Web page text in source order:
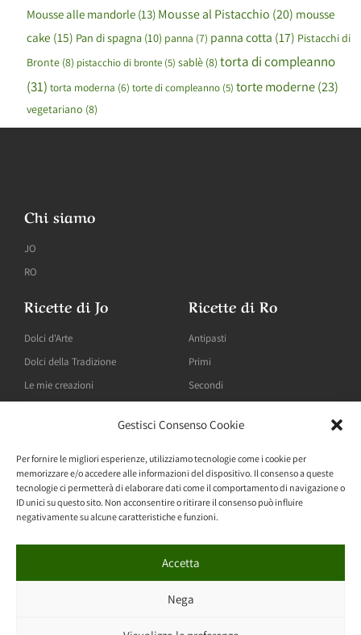
Gestisci Consenso Cookie
Per fornire le migliori esperienze, utilizziamo tecnologie come i cookie per
memorizzare e/o accedere alle informazioni del dispositivo. Il consenso a queste
tecnologie ci permetterà di elaborare dati come il comportamento di navigazione o
ID unici su questo sito. Non acconsentire o ritirare il consenso può influire
negativamente su alcune caratteristiche e funzioni.
Accetta
Nega
Mousse alle mandorle (13) Mousse al Pistacchio (20) mousse
cake (15) Pan di spagna (10) panna (7) panna cotta (17) Pistacchi di
Bronte (8) pistacchio di bronte (5) sablè (8) torta di compleanno
(31) torta moderna (6) torte di compleanno (5) torte moderne(23)
vegetariano (8)
Chi siamo
JO
RO
Ricette di Jo
Dolci d'Arte
Dolci della Tradizione
Le mie creazioni
Ricette di Ro
Antipasti
Primi
Secondi
Blog
"Dolci" pensieri
Pensieri "Sotto Sale"
Made with bySimona Cassisa– copyright Sciauro 2022 –
privacy policy–cookie policy